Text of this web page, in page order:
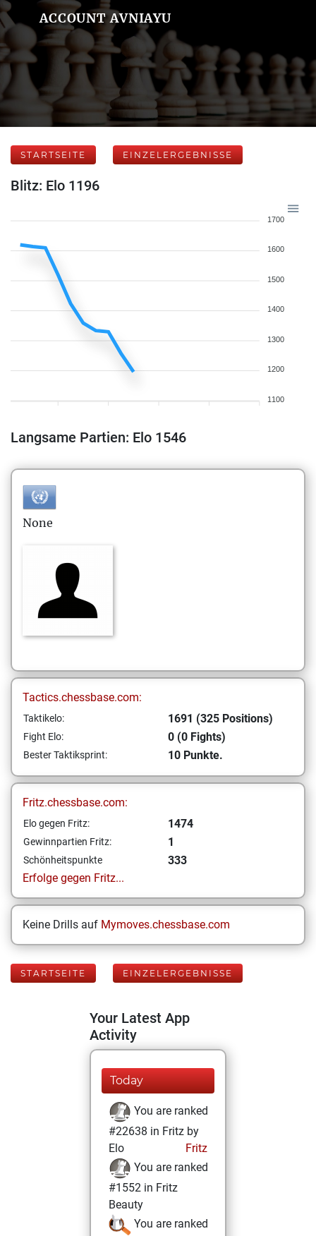
ACCOUNT AVNIAYU
STARTSEITE EINZELERGEBNISSE
Blitz: Elo 1196
1700
1600
1500
1400
1300
1200
1100
Langsame Partien: Elo 1546
None
Tactics.chessbase.com:
Taktikelo: 1691 (325 Positions)
Fight Elo: 0 (0 Fights)
Bester Taktiksprint: 10 Punkte.
Fritz.chessbase.com:
Elo gegen Fritz: 1474
Gewinnpartien Fritz: 1
Schönheitspunkte
333
Erfolge gegen Fritz...
Keine Drills auf Mymoves.chessbase.com
STARTSEITE EINZELERGEBNISSE
Your Latest App
Activity
Today
You are ranked
#22638 in Fritz by
Elo
Fritz
You are ranked
#1552 in Fritz
Beauty
You are ranked